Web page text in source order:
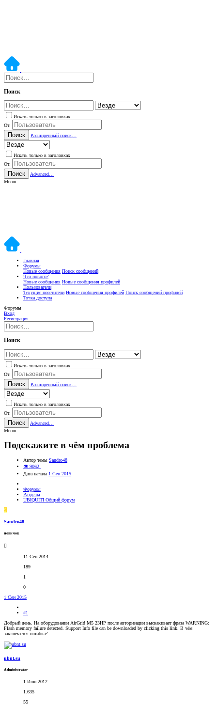
Поиск
Искать только в заголовках
От:
Поиск Расширенный поиск…
Искать только в заголовках
От:
Поиск
Advanced…
Меню
Главная
Форумы
Новые сообщения Поиск сообщений
Что нового?
Новые сообщения Новые сообщения профилей
Пользователи
Текущие посетители Новые сообщения профилей Поиск сообщений профилей
Точка доступа
Форумы
Вход
Регистрация
Поиск
Искать только в заголовках
От:
Поиск Расширенный поиск…
Искать только в заголовках
От:
Поиск
Advanced…
Меню
Подскажите в чём проблема
Автор темы Sandro48
👁 9062
Дата начала 1 Сен 2015
Форумы
Разделы
UBIQUITI Общий форум
S
Sandro48
новичок
11 Сен 2014
189
1
0
1 Сен 2015
#1
Добрый день. На оборудовании AirGrid M5 23HP после авторизации выскакивает фраза WARNING:
Flash memory failure detected. Support Info file can be downloaded by clicking this link. В чём
заключается ошибка?
ubnt.su
Administrator
1 Июн 2012
1.635
55